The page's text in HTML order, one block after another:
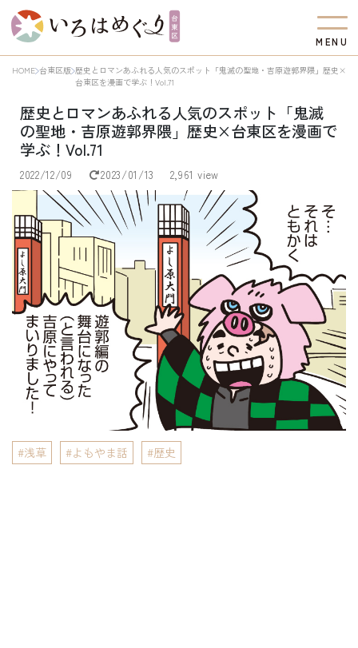
M EN U
HOME 台東区版 歴史とロマンあふれる人気のスポット「鬼滅の聖地・吉原遊郭界隈」歴史×
台東区を漫画で学ぶ！Vol.71
歴史とロマンあふれる人気のスポット「鬼滅
の聖地・吉原遊郭界隈」歴史×台東区を漫画で
学ぶ！Vol.71
2022/12/09 2023/01/13 2,961 view
浅草 よもやま話 歴史